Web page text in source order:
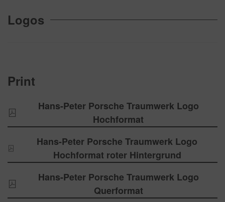
Logos
Print
Hans-Peter Porsche Traumwerk Logo
Hochformat
Hans-Peter Porsche Traumwerk Logo
Hochformat roter Hintergrund
Hans-Peter Porsche Traumwerk Logo
Querformat